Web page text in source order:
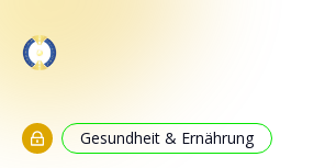
Gesundheit & Ernährung